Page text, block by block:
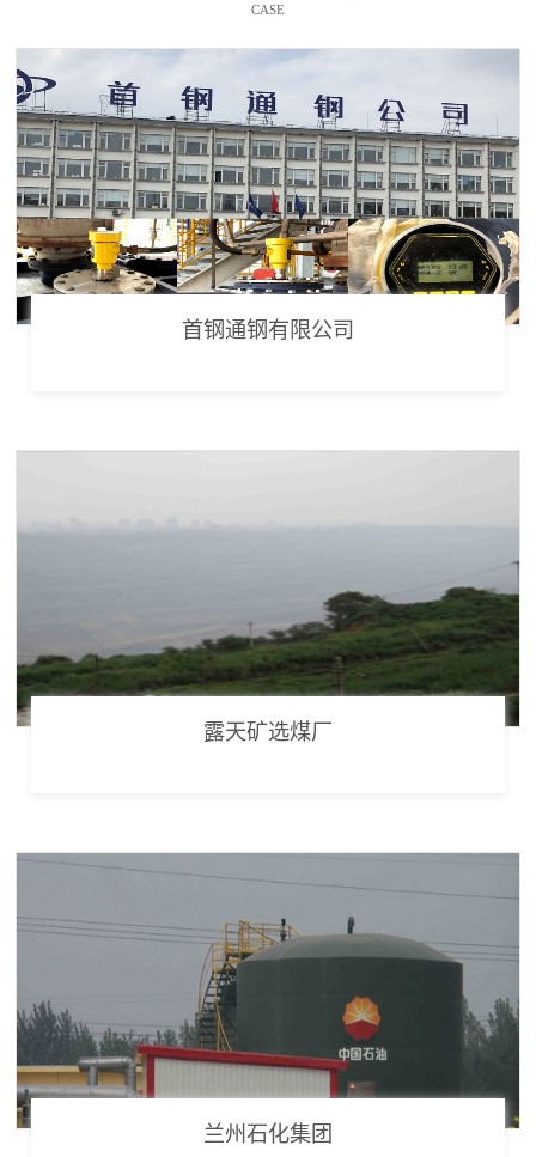
CASE
首钢通钢有限公司
露天矿选煤厂
兰州石化集团